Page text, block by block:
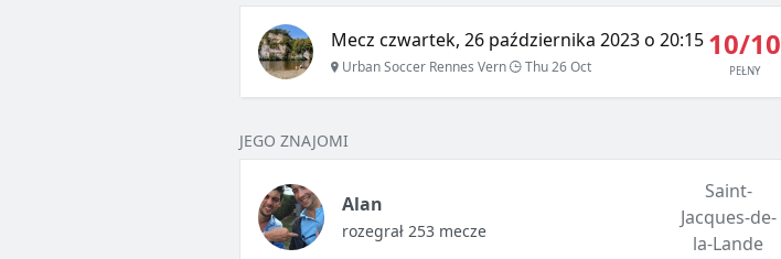
Mecz czwartek, 26 października 2023 o 20:15
Urban Soccer Rennes Vern Thu 26 Oct
10/10
PEŁNY
JEGO ZNAJOMI
Alan
rozegrał 253 mecze
Saint-
Jacques-de-
la-Lande